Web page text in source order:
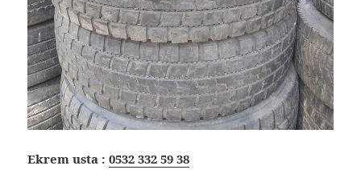
Ekrem usta :0532 332 59 38